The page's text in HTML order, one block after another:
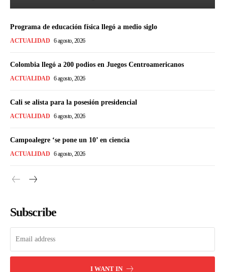
Programa de educación física llegó a medio siglo
ACTUALIDAD 6 agosto, 2026
Colombia llegó a 200 podios en Juegos Centroamericanos
ACTUALIDAD 6 agosto, 2026
Cali se alista para la posesión presidencial
ACTUALIDAD 6 agosto, 2026
Campoalegre ‘se pone un 10’ en ciencia
ACTUALIDAD 6 agosto, 2026
Subscribe
I WANT IN